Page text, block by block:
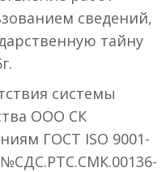
сведений,
тайну
системы
ООО СК
ГОСТ ISO 9001-
№СДС.РТС.СМК.00136-